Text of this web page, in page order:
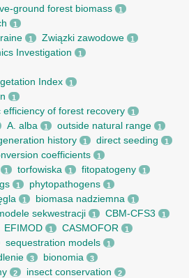
ground forest biomass 1
1
1 Związki zawodowe 1
Investigation 1
Index 1
1
of forest recovery 1
A. alba 1 outside natural range 1
history 1 direct seeding 1
coefficients 1
1 torfowiska 1 fitopatogeny 1
1 phytopathogens 1
1 biomasa nadziemna 1
sekwestracji 1 CBM-CFS3 1
EFIMOD 1 CASMOFOR 1
sequestration models 1
3 bionomia 3
2 insect conservation 2